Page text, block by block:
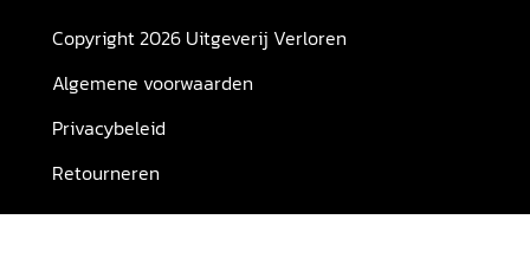
Copyright 2026 Uitgeverij Verloren
Algemene voorwaarden
Privacybeleid
Retourneren